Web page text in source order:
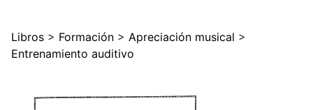
Libros > Formación > Apreciación musical >
Entrenamiento auditivo